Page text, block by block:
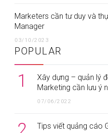
Marketers cần tư duy và
Manager
03/10/2023
POPULAR
1
Xây dựng – quản lý
Marketing cần lưu ý
07/06/2022
Tips viết quảng cáo